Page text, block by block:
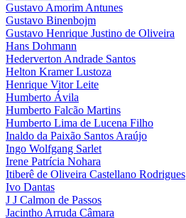
Gustavo Amorim Antunes
Gustavo Binenbojm
Gustavo Henrique Justino de Oliveira
Hans Dohmann
Hederverton Andrade Santos
Helton Kramer Lustoza
Henrique Vitor Leite
Humberto Ávila
Humberto Falcão Martins
Humberto Lima de Lucena Filho
Inaldo da Paixão Santos Araújo
Ingo Wolfgang Sarlet
Irene Patrícia Nohara
Itiberê de Oliveira Castellano Rodrigues
Ivo Dantas
J J Calmon de Passos
Jacintho Arruda Câmara